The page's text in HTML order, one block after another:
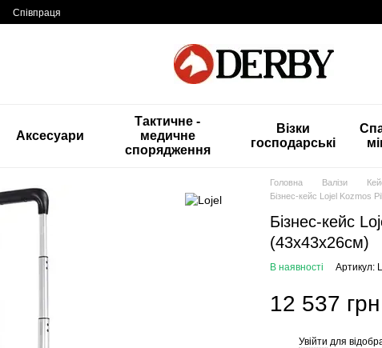
Співпраця
Аксесуари
Тактичне -
медичне
спорядження
Візки
господарські
Головна Валізи
Бізнес-кейс Lojel Kozmos
Бізнес-кейс
(43x43x26см)
В наявності Артикул:
12 537 грн
Увійти для